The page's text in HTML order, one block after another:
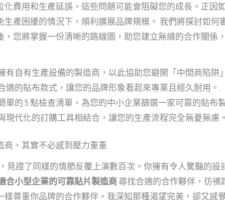
費用和生產延誤，這些問題可能會阻礙您的成長。正因
產困擾的情況下，順利擴展品牌規模。 我們將探討如
您將掌握一份清晰的路線圖，助您建立無縫的合作關係
有自有生產設備的製造商，以此協助您避開「中間商陷阱
適的貼布款式，讓您的品牌形象看起來專業且經久耐用。.
單的 5 點檢查清單，為您的中小企業篩選一家可靠的貼布
現代化的訂購工具相結合，讓您的生產流程完全無憂無慮
商，其實不必感到壓力重重
見證了同樣的情節反覆上演數百次。你擁有令人驚豔的
合小型企業的可靠貼片製造商尋找合適的合作夥伴，彷
尊重你品牌的合作夥伴。我深知那種渴望完美，卻又感